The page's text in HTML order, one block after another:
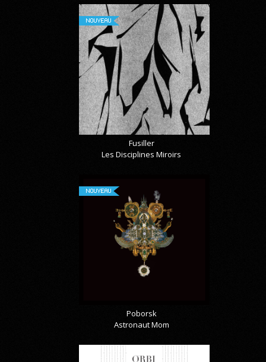
NOUVEAU
Fusiller
Les Disciplines Miroirs
NOUVEAU
Poborsk
Astronaut Mom